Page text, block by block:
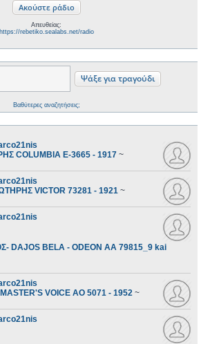
Απευθείας:
https://rebetiko.sealabs.net/radio
Βαθύτερες αναζητήσεις;
COLUMBIA E-3665 - 1917 ~
VICTOR 73281 - 1921 ~
BELA - ODEON AA 79815_9 kai
VOICE AO 5071 - 1952 ~